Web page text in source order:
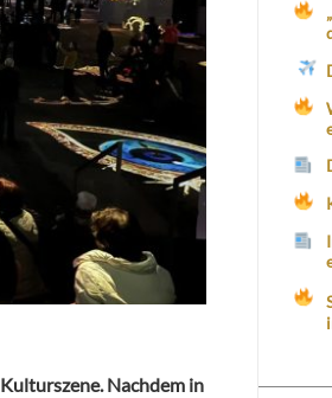
Nachdem in